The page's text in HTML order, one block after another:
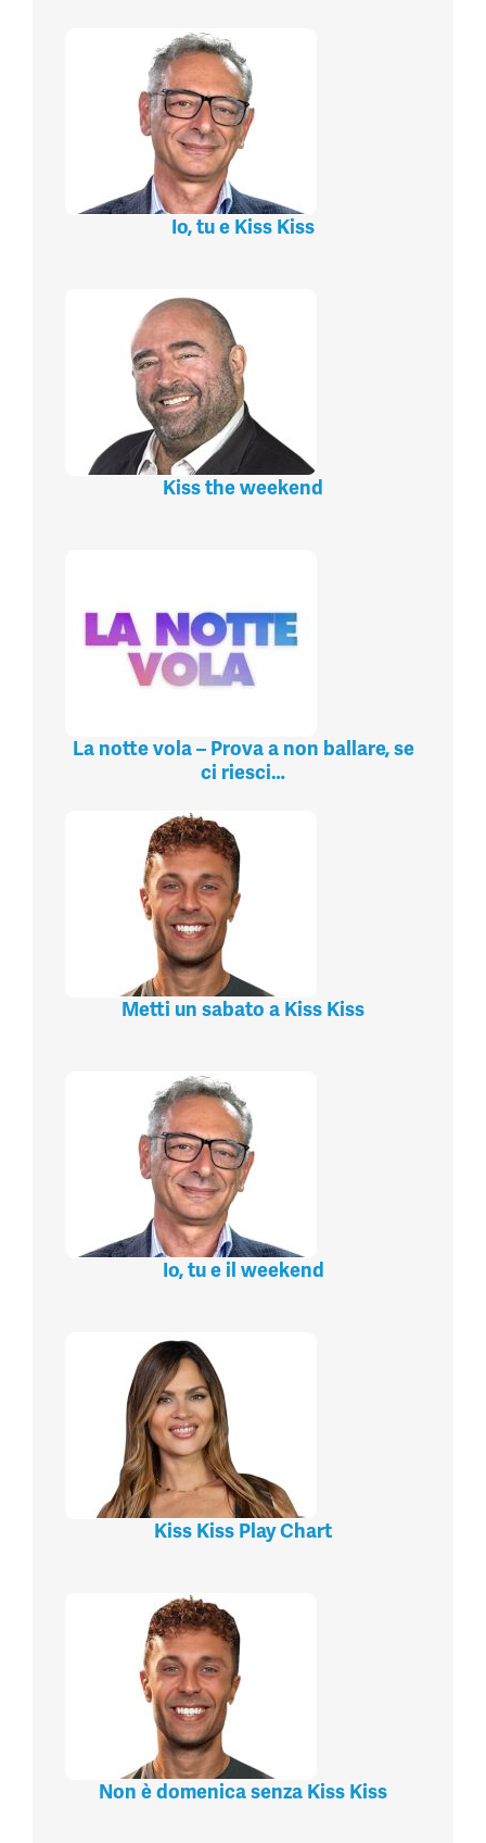
Io, tu e Kiss Kiss
Kiss the weekend
La notte vola – Prova a non ballare, se
ci riesci…
Metti un sabato a Kiss Kiss
Io, tu e il weekend
Kiss Kiss Play Chart
Non è domenica senza Kiss Kiss